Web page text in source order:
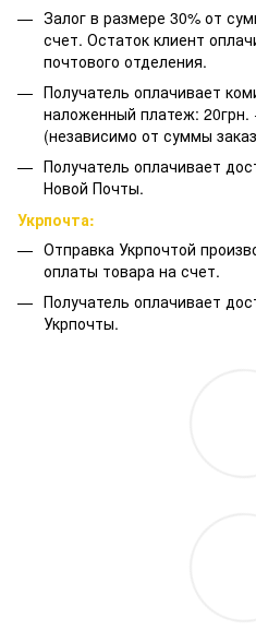
Залог в размере 30% от
счет. Остаток клиент
почтового отделения.
Получатель оплачивает
наложенный платеж:
(независимо от суммы
Получатель оплачивает
Новой Почты.
Укрпочта:
Отправка Укрпочтой
оплаты товара на счет.
Получатель оплачивает
Укрпочты.